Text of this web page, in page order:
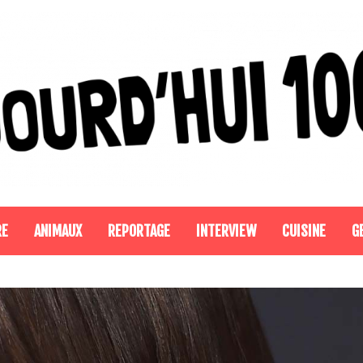
ANIMAUX REPORTAGE INTERVIEW CUISINE